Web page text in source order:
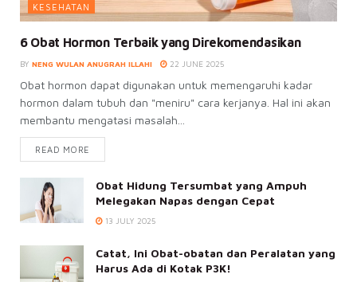
KESEHATAN
6 Obat Hormon Terbaik yang Direkomendasikan
BY NENG WULAN ANUGRAH ILLAHI 22 JUNE 2025
Obat hormon dapat digunakan untuk memengaruhi kadar
hormon dalam tubuh dan "meniru" cara kerjanya. Hal ini akan
membantu mengatasi masalah...
READ MORE
Obat Hidung Tersumbat yang Ampuh
Melegakan Napas dengan Cepat
13 JULY 2025
Catat, Ini Obat-obatan dan Peralatan yang
Harus Ada di Kotak P3K!